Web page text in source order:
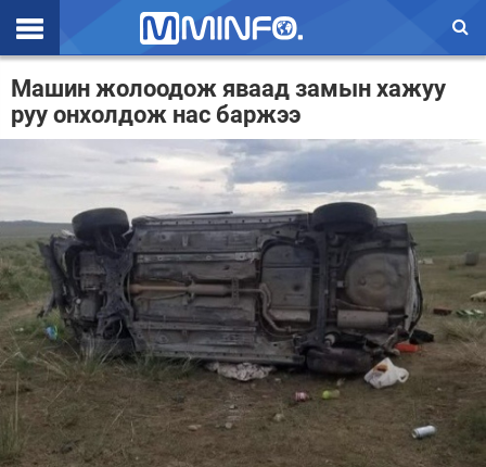
Эхлэл
Цаг агаар
Эдийн засаг
Үзэл бодол
Спорт
Нийгэм
Дэлхий
Машин жолоодож яваад замын хажуу
руу онхолдож нас баржээ